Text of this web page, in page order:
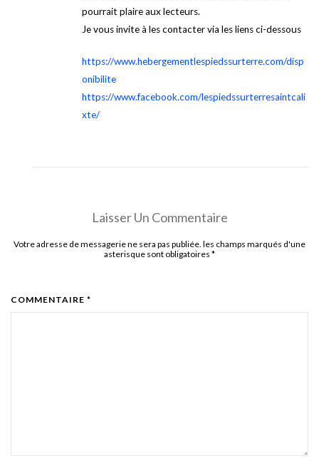
pourrait plaire aux lecteurs.
Je vous invite à les contacter via les liens ci-dessous
https://www.hebergementlespiedssurterre.com/disp
onibilite
https://www.facebook.com/lespiedssurterresaintcali
xte/
Laisser Un Commentaire
Votre adresse de messagerie ne sera pas publiée. les champs marqués d'une
asterisque sont obligatoires *
COMMENTAIRE *